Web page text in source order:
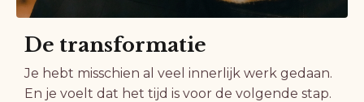
De transformatie
Je hebt misschien al veel innerlijk werk gedaan.
En je voelt dat het tijd is voor de volgende stap.